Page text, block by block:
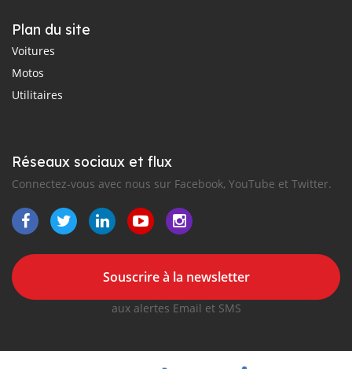
Plan du site
Voitures
Motos
Utilitaires
Réseaux sociaux et flux
Connectez-vous avec nous sur Facebook, YouTube et Twitter.
Souscrire à la newsletter
aux alertes Email et SMS